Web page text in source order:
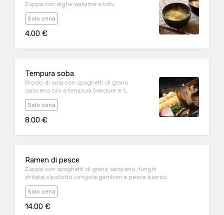
Zuppa con alghe wakame e tofu
Solo cena
4.00 €
Tempura soba
Brodo di soia con spaghetti di grano
saraceno bio e tempura (verdure e 1
gambero)
Solo cena
8.00 €
Ramen di pesce
Zuppa con spaghetti di grano saraceno, funghi
shitake,cipolotto,vongole,gamberi e pesce bianco
Solo cena
14.00 €